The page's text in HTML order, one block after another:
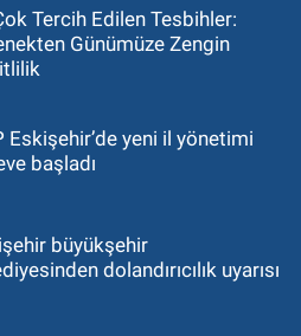
Tercih Edilen Tesbihler:
Günümüze Zengin
Eskişehir’de yeni il yönetimi
başladı
büyükşehir
dolandırıcılık uyarısı